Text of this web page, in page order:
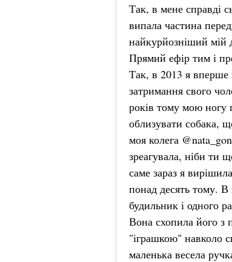
Так, в мене справді
випала частина
найкурйозніший мій
Прямий ефір тим і
Так, в 2013 я вперше
затримання свого
років тому мою ногу
облизувати собака,
моя колега
зреагувала, ніби ти
саме зараз я
понад десять тому.
будильник і одного
Вона схопила його з
"іграшкою" навколо
маленька весела